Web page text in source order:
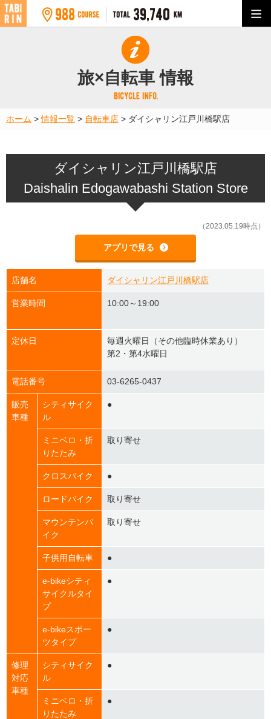
旅×自転車 情報
ホーム >情報一覧 > 自転車店 > ダイシャリン江戸川橋駅店
ダイシャリン江戸川橋駅店
Daishalin Edogawabashi Station Store
（2023.05.19時点）
アプリで見る
店舗名 ダイシャリン江戸川橋駅店
営業時間 10:00～19:00
定休日
毎週火曜日（その他臨時休業あり）
第2・第4水曜日
電話番号 03-6265-0437
販売
車種
シティサイク
ル
●
ミニベロ・折
りたたみ
取り寄せ
クロスバイク ●
ロードバイク 取り寄せ
マウンテンバ
イク
取り寄せ
子供用自転車 ●
e-bikeシティ
サイクルタイ
プ
●
e-bikeスポー
ツタイプ
●
修理
対応
車種
シティサイク
ル
●
ミニベロ・折
りたたみ
●